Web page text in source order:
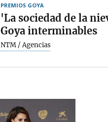
PREMIOS GOYA
'La sociedad de la
Goya interminables
NTM / Agencias